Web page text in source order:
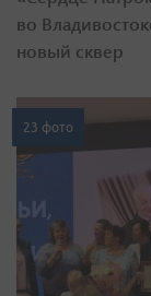
во
новый сквер
23 фото